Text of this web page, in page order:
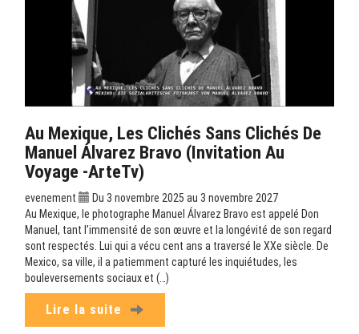
Au Mexique, Les Clichés Sans Clichés De
Manuel Álvarez Bravo (Invitation Au
Voyage -ArteTv)
evenement
Du 3 novembre 2025 au 3 novembre 2027
Au Mexique, le photographe Manuel Álvarez Bravo est appelé Don
Manuel, tant l’immensité de son œuvre et la longévité de son regard
sont respectés. Lui qui a vécu cent ans a traversé le XXe siècle. De
Mexico, sa ville, il a patiemment capturé les inquiétudes, les
bouleversements sociaux et (…)
Lire la suite